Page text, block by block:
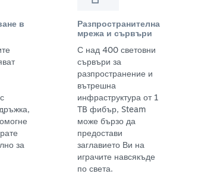
в
за
Разпространителна
мрежа и сървъри
С над 400 световни
сървъри за
разпространение и
вътрешна
инфраструктура от 1
TB фибър, Steam
може бързо да
предостави
заглавието Ви на
играчите навсякъде
по света.